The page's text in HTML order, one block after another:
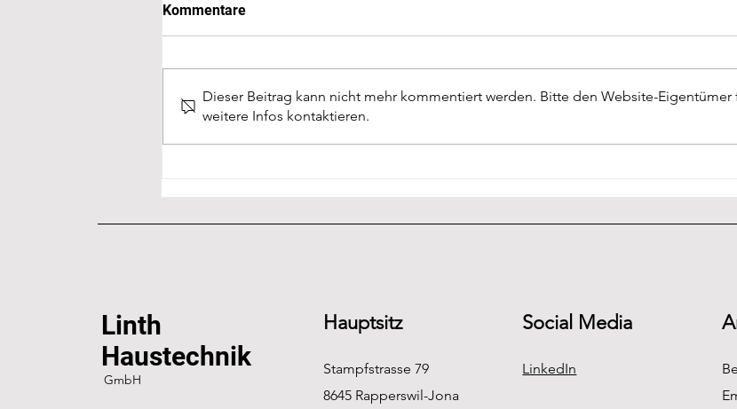
Pelletheizung: Diese Vorteile
Wärmepumpe: Welche passt
Kommentare
Dieser Beitrag kann nicht mehr kommentiert werden. Bitte den Website-Eigentümer
weitere Infos kontaktieren.
Linth
Haustechnik
GmbH
Hauptsitz
Stampfstrasse 79
8645 Rapperswil-Jona
Social Media
LinkedIn